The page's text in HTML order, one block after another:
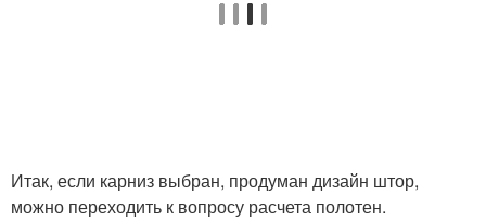
Итак, если карниз выбран, продуман дизайн штор,
можно переходить к вопросу расчета полотен.